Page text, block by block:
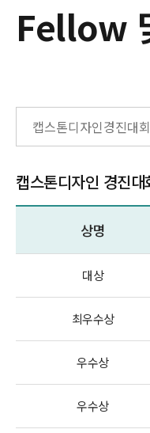
Fellow
캡스톤디자인 경진대
상명
대상
최우수상
우수상
우수상